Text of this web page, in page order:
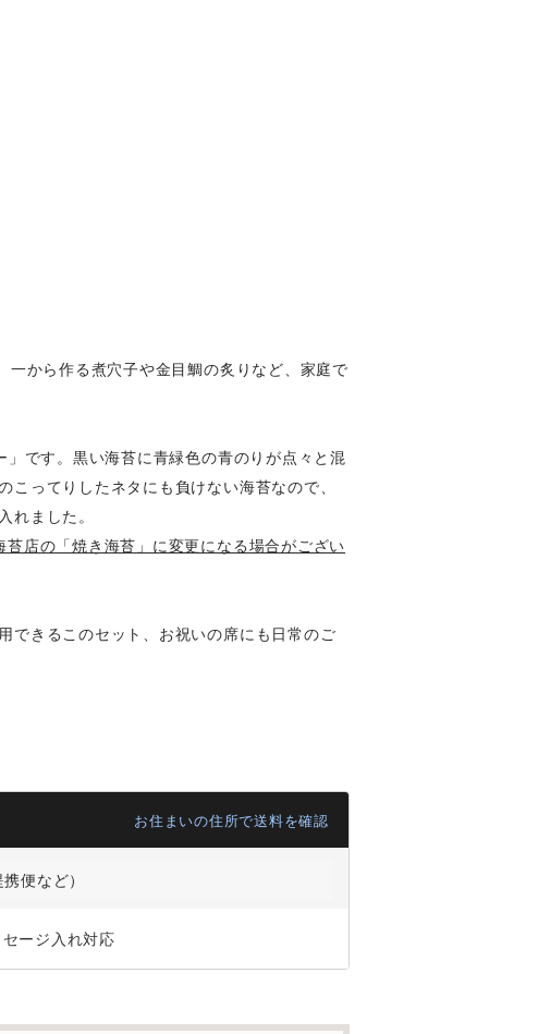
から作る煮穴子や金目鯛の炙りなど、家庭で
です。黒い海苔に青緑色の青のりが点々と混
ってりしたネタにも負けない海苔なので、
ました。
店の「焼き海苔」に変更になる場合がござい
できるこのセット、お祝いの席にも日常のご
お住まいの住所で送料を確認
便など）
セージ入れ対応